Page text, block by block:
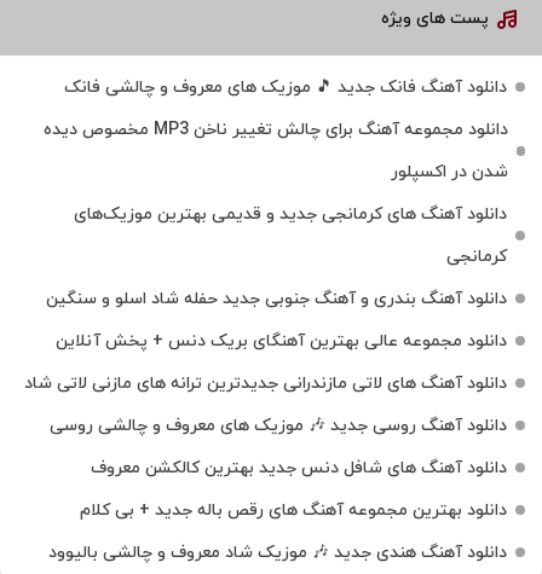
پست های ویژه
دانلود آهنگ فانک جدید 🎵 موزیک‌ های معروف و چالشی فانک
دانلود مجموعه آهنگ برای چالش تغییر ناخن MP3 مخصوص دیده
شدن در اکسپلور
دانلود آهنگ‌ های کرمانجی جدید و قدیمی بهترین موزیک‌های
کرمانجی
دانلود آهنگ بندری و آهنگ جنوبی جدید حفله شاد اسلو و سنگین
دانلود مجموعه عالی بهترین آهنگای بریک دنس + پخش آنلاین
دانلود آهنگ‌ های لاتی مازندرانی جدیدترین ترانه های مازنی لاتی شاد
دانلود آهنگ روسی جدید 🎶 موزیک‌ های معروف و چالشی روسی
دانلود آهنگ های شافل دنس جدید بهترین کالکشن معروف
دانلود بهترین مجموعه آهنگ های رقص باله جدید + بی کلام
دانلود آهنگ هندی جدید 🎶 موزیک شاد معروف و چالشی بالیوود